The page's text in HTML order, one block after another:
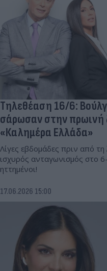
Τηλεθέαση 16/6:
σάρωσαν στην
«Καλημέρα Ελλάδα»
Λίγες εβδομάδες πριν από τη
ισχυρός ανταγωνισμός στο
ηττημένοι!
17.06.2026 15:00